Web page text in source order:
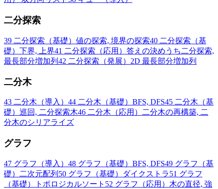
二分探索
39 二分探索（基礎）値の探索, 境界の探索40 二分探索（基
礎）下界, 上界41 二分探索（応用）答えの決めうち二分探索,
最長部分増加列 42 二分探索（発展）2D 最長部分増加列
二分木
43 二分木（導入） 44 二分木（基礎）BFS, DFS45 二分木（基
礎）巡回, 二分探索木46 二分木（応用）二分木の再構築, 二
分木のシリアライズ
グラフ
47 グラフ（導入） 48 グラフ（基礎）BFS, DFS49 グラフ（基
礎）二次元配列 50 グラフ（基礎）ダイクストラ51 グラフ
（基礎）トポロジカルソート 52 グラフ（応用）木の直径, 強